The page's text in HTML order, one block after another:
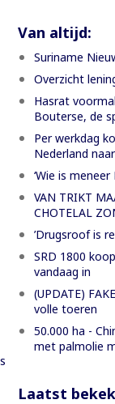
Van altijd:
Suriname
Overzicht
Hasrat
Bouterse, de
Per werkdag
Nederland
‘Wie is meneer
VAN TRIKT
CHOTELAL
’Drugsroof is
SRD 1800
vandaag in
(UPDATE)
volle toeren
50.000 ha -
met palmolie
Laatst